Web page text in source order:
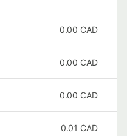
0.00 CAD
0.00 CAD
0.00 CAD
0.01 CAD